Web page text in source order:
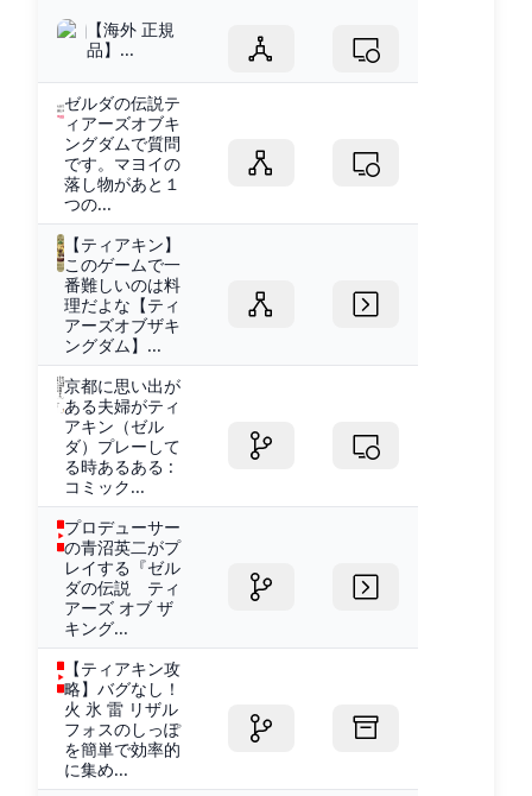
【海外 正規
品】...
ゼルダの伝説テ
ィアーズオブキ
ングダムで質問
です。マヨイの
落し物があと１
つの...
【ティアキン】
このゲームで一
番難しいのは料
理だよな【ティ
アーズオブザキ
ングダム】...
京都に思い出が
ある夫婦がティ
アキン（ゼル
ダ）プレーして
る時あるある :
コミック...
プロデューサー
の青沼英二がプ
レイする『ゼル
ダの伝説 ティ
アーズ オブ ザ
キング...
【ティアキン攻
略】バグなし！
火 氷 雷 リザル
フォスのしっぽ
を簡単で効率的
に集め...